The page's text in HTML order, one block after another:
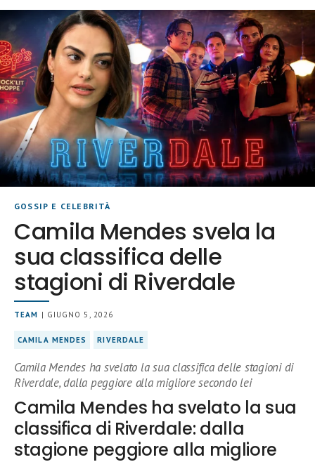
GOSSIP E CELEBRITÀ
Camila Mendes svela la
sua classifica delle
stagioni di Riverdale
TEAM | GIUGNO 5, 2026
CAMILA MENDES RIVERDALE
Camila Mendes ha svelato la sua classifica delle stagioni di
Riverdale, dalla peggiore alla migliore secondo lei
Camila Mendes ha svelato la sua
classifica di Riverdale: dalla
stagione peggiore alla migliore